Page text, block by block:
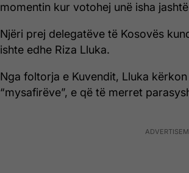
momentin kur votohej unë isha
Njëri prej delegatëve të Kosovës
ishte edhe Riza Lluka.
Nga foltorja e Kuvendit, Lluka
“mysafirëve”, e që të merret